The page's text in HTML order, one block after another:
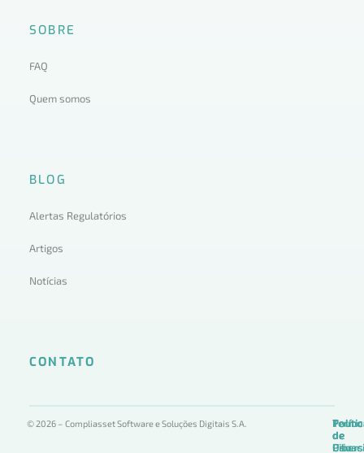
SOBRE
FAQ
Quem somos
BLOG
Alertas Regulatórios
Artigos
Notícias
CONTATO
© 2026 – Compliasset Software e Soluções Digitais S.A.
de
Uso
de
de